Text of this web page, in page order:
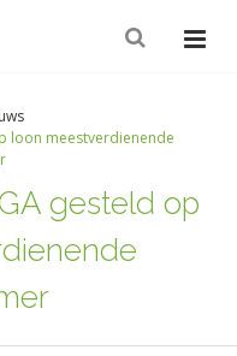
loon meestverdienende
gesteld op